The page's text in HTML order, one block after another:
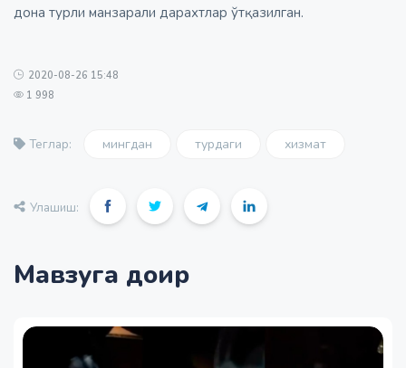
дона турли манзарали дарахтлар ўтқазилган.
2020-08-26 15:48
1 998
Теглар: мингдан турдаги хизмат
Улашиш:
Мавзуга доир